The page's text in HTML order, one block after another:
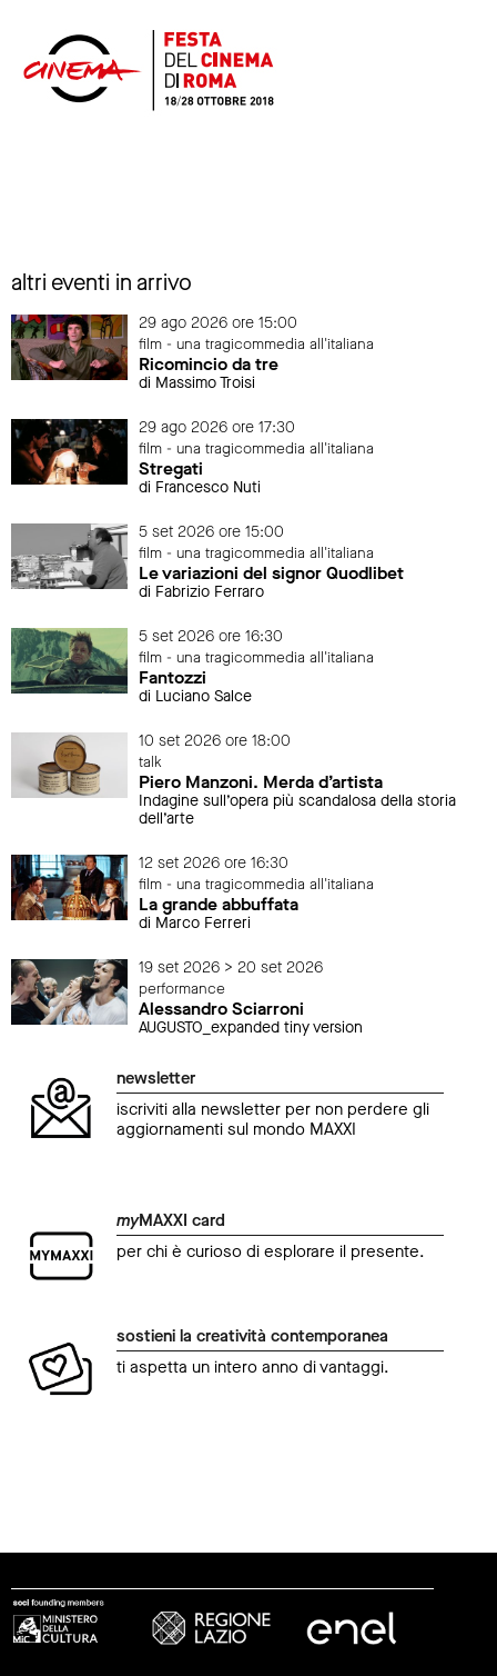
altri eventi in arrivo
29 ago 2026 ore 15:00
film - una tragicommedia all'italiana
Ricomincio da tre
di Massimo Troisi
29 ago 2026 ore 17:30
film - una tragicommedia all'italiana
Stregati
di Francesco Nuti
5 set 2026 ore 15:00
film - una tragicommedia all'italiana
Le variazioni del signor Quodlibet
di Fabrizio Ferraro
5 set 2026 ore 16:30
film - una tragicommedia all'italiana
Fantozzi
di Luciano Salce
10 set 2026 ore 18:00
talk
Piero Manzoni. Merda d’artista
Indagine sull’opera più scandalosa della storia
dell’arte
12 set 2026 ore 16:30
film - una tragicommedia all'italiana
La grande abbuffata
di Marco Ferreri
19 set 2026 > 20 set 2026
performance
Alessandro Sciarroni
AUGUSTO_expanded tiny version
newsletter
iscriviti alla newsletter per non perdere gli
aggiornamenti sul mondo MAXXI
myMAXXI card
per chi è curioso di esplorare il presente.
sostieni la creatività contemporanea
ti aspetta un intero anno di vantaggi.